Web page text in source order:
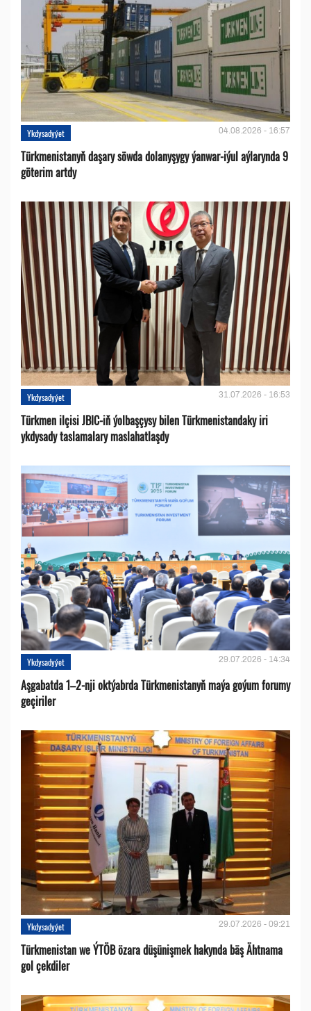
Ykdysadyýet 04.08.2026 - 16:57
Türkmenistanyň daşary söwda dolanyşygy ýanwar-iýul aýlarynda 9
göterim artdy
Ykdysadyýet 31.07.2026 - 16:53
Türkmen ilçisi JBIC-iň ýolbaşçysy bilen Türkmenistandaky iri
ykdysady taslamalary maslahatlaşdy
Ykdysadyýet 29.07.2026 - 14:34
Aşgabatda 1–2-nji oktýabrda Türkmenistanyň maýa goýum forumy
geçiriler
Ykdysadyýet 29.07.2026 - 09:21
Türkmenistan we ÝTÖB özara düşünişmek hakynda bäş Ähtnama
gol çekdiler